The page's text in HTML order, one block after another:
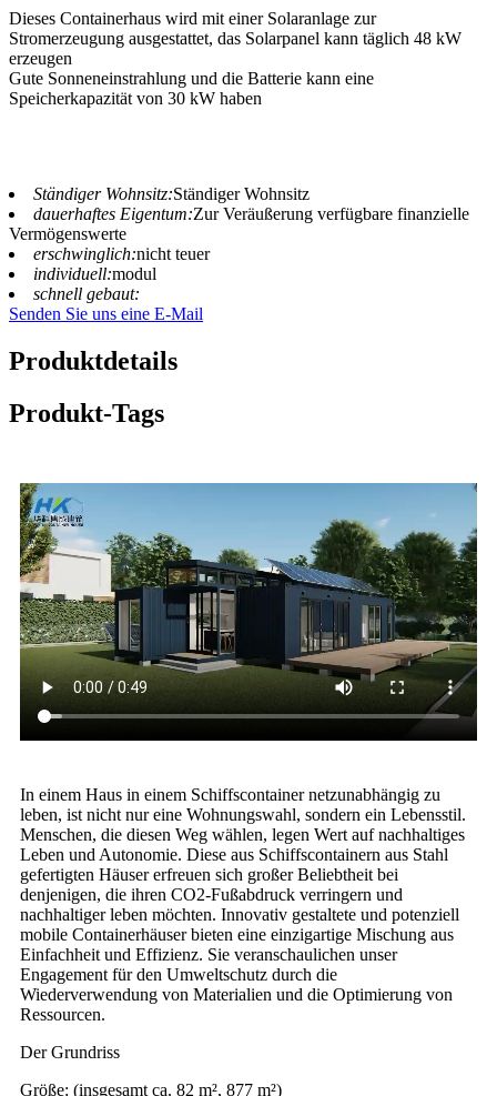
Dieses Containerhaus wird mit einer Solaranlage zur
Stromerzeugung ausgestattet, das Solarpanel kann täglich 48 kW
erzeugen
Gute Sonneneinstrahlung und die Batterie kann eine
Speicherkapazität von 30 kW haben
Ständiger Wohnsitz:Ständiger Wohnsitz
dauerhaftes Eigentum:Zur Veräußerung verfügbare finanzielle
Vermögenswerte
erschwinglich:nicht teuer
individuell:modul
schnell gebaut:
Senden Sie uns eine E-Mail
Produktdetails
Produkt-Tags
In einem Haus in einem Schiffscontainer netzunabhängig zu
leben, ist nicht nur eine Wohnungswahl, sondern ein Lebensstil.
Menschen, die diesen Weg wählen, legen Wert auf nachhaltiges
Leben und Autonomie. Diese aus Schiffscontainern aus Stahl
gefertigten Häuser erfreuen sich großer Beliebtheit bei
denjenigen, die ihren CO2-Fußabdruck verringern und
nachhaltiger leben möchten. Innovativ gestaltete und potenziell
mobile Containerhäuser bieten eine einzigartige Mischung aus
Einfachheit und Effizienz. Sie veranschaulichen unser
Engagement für den Umweltschutz durch die
Wiederverwendung von Materialien und die Optimierung von
Ressourcen.
Der Grundriss
Größe: (insgesamt ca. 82 m², 877 m²)